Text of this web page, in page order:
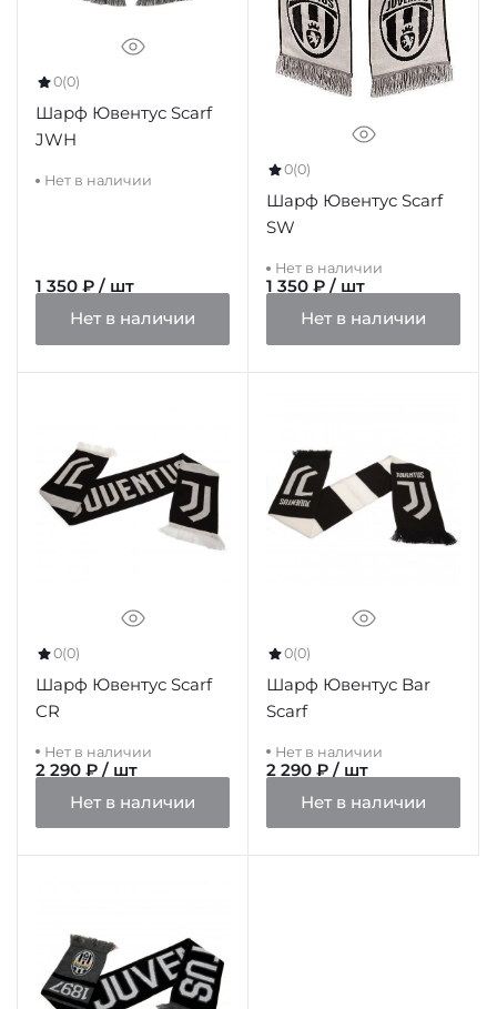
0(0)
Шарф Ювентус Scarf
JWH
Нет в наличии
1 350 ₽ / шт
Нет в наличии
0(0)
Шарф Ювентус Scarf
SW
Нет в наличии
1 350 ₽ / шт
Нет в наличии
0(0)
Шарф Ювентус Scarf
CR
Нет в наличии
2 290 ₽ / шт
Нет в наличии
0(0)
Шарф Ювентус Bar
Scarf
Нет в наличии
2 290 ₽ / шт
Нет в наличии